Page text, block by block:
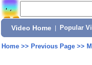
Video Home Popular
Home>> Previous Page>>